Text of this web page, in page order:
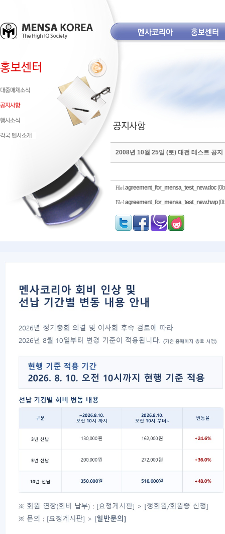
2008년 10월 25일 (토) 대전 테스트 공지
File l agreement_for_mensa_test_new.doc
File l agreement_for_mensa_test_new.hwp
접수는 온라인 신청 후 응시료를 입금하
2008년 10월 25일 (토) 오후 4시 30분
대전역 회의실
멘사코리아 메인페이지 우측의 '멘사테
▶▶ 멘사테스트 신청 바로가기
* 신청 및 응시료 입금은 오후 6시 까지
5. 접수관련 문의: